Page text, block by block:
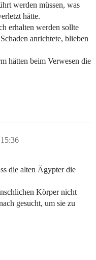
werden müssen, was
hätte.
erhalten werden sollte
anrichtete, blieben
hätten beim Verwesen die
die alten Ägypter die
Körper nicht
gesucht, um sie zu